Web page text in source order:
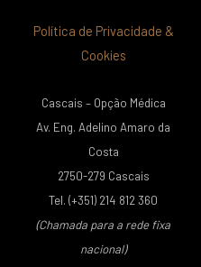
Política de Privacidade &
Cookies
Cascais – Opção Médica
Av. Eng. Adelino Amaro da
Costa
2750-279 Cascais
Tel. (+351) 214 812 360
(Chamada para a rede fixa
nacional)